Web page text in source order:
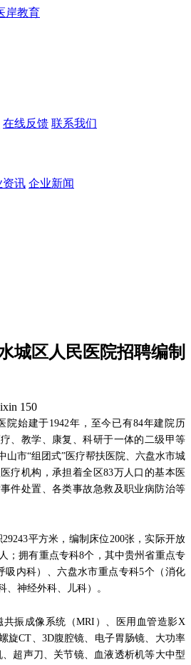
在线反馈 联系我们
资讯 企业新闻
城区人民医院招聘编制
150
院始建于1942年，至今已有84年建院历
、教学、康复、科研于一体的二级甲等
山市“组团式”医疗帮扶医院、六盘水市城
疗机构，承担着全区83万人口的基本医
件处置、各类事故急救及职业病防治等
平方米，编制床位200张，实际开放
；拥有重点专科8个，其中贵州省重点专
吸内科）、六盘水市重点专科5个（消化
、神经外科、儿科）。
共振成像系统（MRI）、医用血管造影X
旋CT、3D腹腔镜、电子胃肠镜、大功率
超声刀、关节镜、血液透析机等大中型